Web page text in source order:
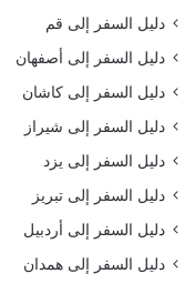
دليل السفر إلى قم
دليل السفر إلى أصفهان
دليل السفر إلى كاشان
دليل السفر إلى شيراز
دليل السفر إلى يزد
دليل السفر إلى تبريز
دليل السفر إلى أردبيل
دليل السفر إلى همدان